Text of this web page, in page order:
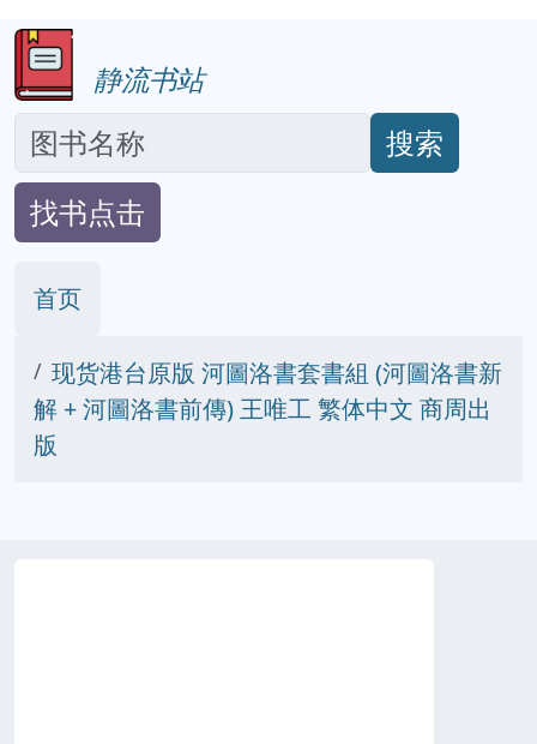
静流书站
搜索
找书点击
首页
现货港台原版 河圖洛書套書組 (河圖洛書新
解 + 河圖洛書前傳) 王唯工 繁体中文 商周出
版